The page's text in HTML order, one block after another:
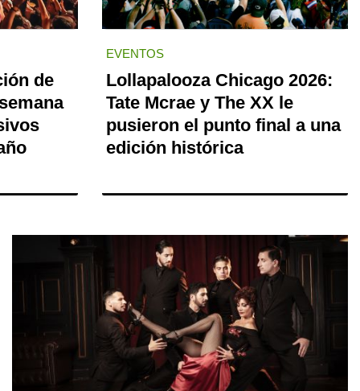
de
EVENTOS
Lollapalooza Chicago 2026:
Tate Mcrae y The XX le
pusieron el punto final a una
edición histórica